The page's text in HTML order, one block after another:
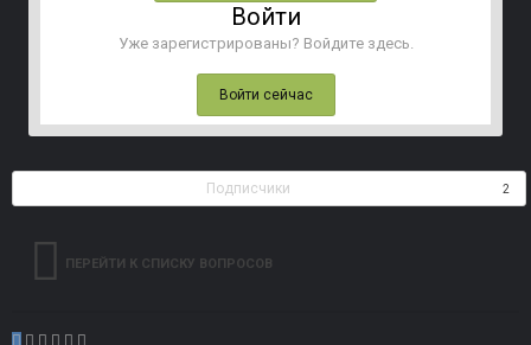
Войти
Уже зарегистрированы? Войдите здесь.
Войти сейчас
Подписчики 2
ПЕРЕЙТИ К СПИСКУ ВОПРОСОВ